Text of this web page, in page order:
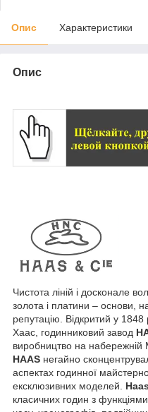
Опис Характеристики
Опис
Чистота ліній і досконале
золота і платини – основи,
репутацію. Відкритий у
Хаас, годинниковий завод
виробництво на
HAAS негайно
аспектах годинної
ексклюзивних моделей. Haas
класичних годин з